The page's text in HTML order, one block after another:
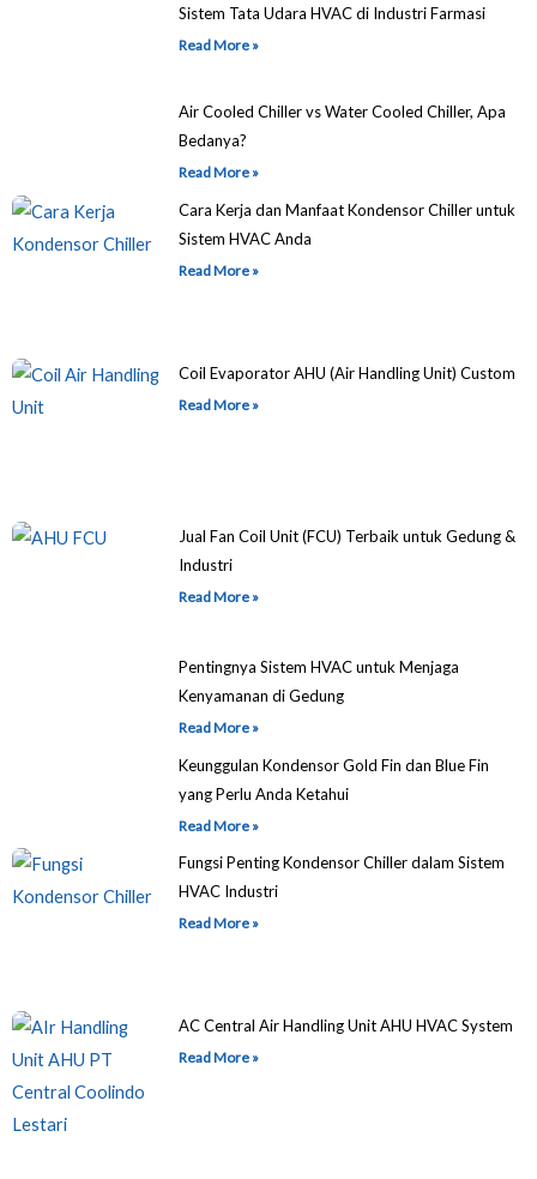
Sistem Tata Udara HVAC di Industri Farmasi
Read More »
Air Cooled Chiller vs Water Cooled Chiller, Apa
Bedanya?
Read More »
Cara Kerja dan Manfaat Kondensor Chiller untuk
Sistem HVAC Anda
Read More »
Coil Evaporator AHU (Air Handling Unit) Custom
Read More »
Jual Fan Coil Unit (FCU) Terbaik untuk Gedung &
Industri
Read More »
Pentingnya Sistem HVAC untuk Menjaga
Kenyamanan di Gedung
Read More »
Keunggulan Kondensor Gold Fin dan Blue Fin
yang Perlu Anda Ketahui
Read More »
Fungsi Penting Kondensor Chiller dalam Sistem
HVAC Industri
Read More »
AC Central Air Handling Unit AHU HVAC System
Read More »